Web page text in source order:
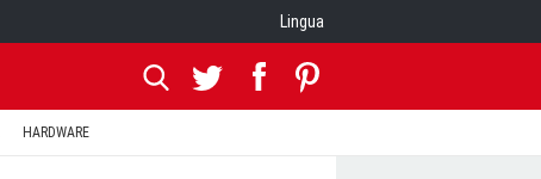
Lingua
HARDWARE